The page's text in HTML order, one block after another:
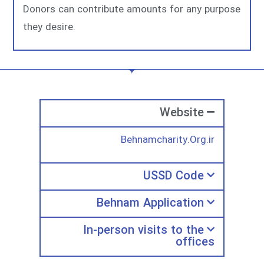
Donors can contribute amounts for any purpose
they desire.
Website
Behnamcharity.Org.ir
USSD Code
Behnam Application
In-person visits to the
offices